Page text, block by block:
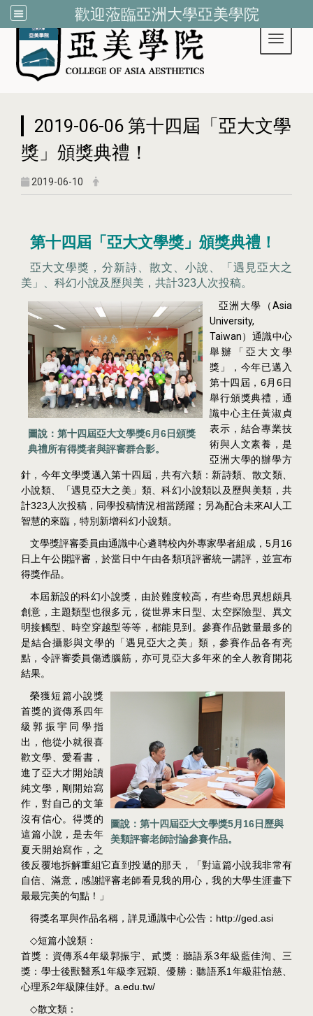
歡迎蒞臨亞洲大學亞美學院
Toggle
2019-06-06 第十四屆「亞大文學
獎」頒獎典禮！
2019-06-10
第十四屆「亞大文學獎」頒獎典禮！
亞大文學獎，分新詩、散文、小說、「遇見亞大之
美」、科幻小說及歷與美，共計323人次投稿。
圖說：第十四屆亞大文學獎6月 6 日頒獎
典禮所有得獎者與評審群合影。
亞洲大學 （Asia
University,
Taiwan ） 通識中心
舉辦「亞大文學
獎」，今年已邁入
第十四屆， 6月 6日
舉行頒獎典禮，通
識中心主任黃淑貞
表示，結合專業技
術與人文素養，是
亞洲大學的辦學方
針，今年文學獎邁入第十四屆，共有六類：新詩類、散文類、
小說類、「遇見亞大之美」類、科幻小說類以及歷與美類，共
計323 人次投稿，同學投稿情況相當踴躍；另為配合未來AI 人工
智慧的來臨，特別新增科幻小說類。
文學獎評審委員由通識中心遴聘校內外專家學者組成， 5月 16
日上午公開評審，於當日中午由各類項評審統一講評，並宣布
得獎作品。
本屆新設的科幻小說獎，由於難度較高，有些奇思異想頗具
創意，主題類型也很多元，從世界末日型、太空探險型、異文
明接觸型、時空穿越型等等，都能見到。參賽作品數量最多的
是結合攝影與文學的「遇見亞大之美」類，參賽作品各有亮
點，令評審委員傷透腦筋，亦可見亞大多年來的全人教育開花
結果。
圖說：第十四屆亞大文學獎5月 16 日歷與
美類評審老師討論參賽作品。
榮獲短篇小說獎
首獎的資傳系四年
級郭振宇同學指
出，他從小就很喜
歡文學、愛看書，
進了亞大才開始讀
純文學，剛開始寫
作，對自己的文筆
沒有信心。得獎的
這篇小說，是去年
夏天開始寫作，之
後反覆地拆解重組它直到投遞的那天，「對這篇小說我非常有
自信、滿意，感謝評審老師看見我的用心，我的大學生涯畫下
最最完美的句點！」
得獎名單與作品名稱，詳見通識中心公告： http://ged.asi
◇短篇小說類：
首獎：資傳系4年級郭振宇、貳獎：聽語系3年級藍佳洵、三
獎：學士後獸醫系1年級李冠穎、優勝：聽語系1年級莊怡慈、
心理系2年級陳佳妤。 a.edu.tw/
◇散文類：